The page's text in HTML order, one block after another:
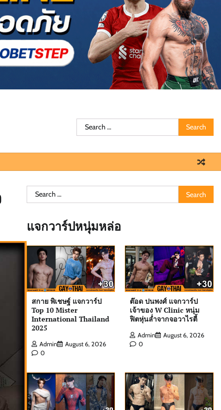
Search
for:
Search
for:
แจกวาร์ปหนุ่มหล่อ
สกาย พิเชษฐ์ แจกวาร์ป
Top 10 Mister
International Thailand
2025
Admin
August 6, 2026
0
ต๊อด ปนพงศ์ แจกวาร์ป
เจ้าของ W Clinic หนุ่ม
ฟิตหุ่นล่ำจากจอวาไรตี้
Admin
August 6, 2026
0